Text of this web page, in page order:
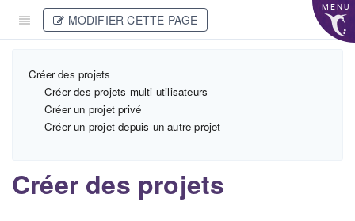
MENU
MODIFIER CETTE PAGE
Créer des projets
Créer des projets multi-utilisateurs
Créer un projet privé
Créer un projet depuis un autre projet
Créer des projets